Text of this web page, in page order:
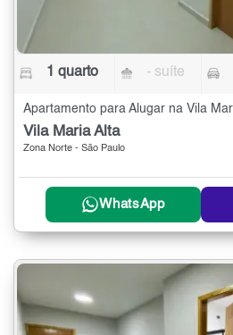
1 quarto - suíte
Vila Maria Alta
Zona Norte - São Paulo
WhatsApp